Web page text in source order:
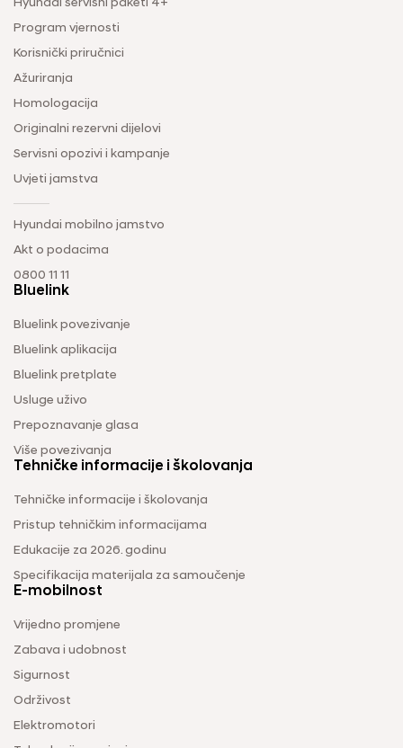
Hyundai servisni paketi 4+
Program vjernosti
Korisnički priručnici
Ažuriranja
Homologacija
Originalni rezervni dijelovi
Servisni opozivi i kampanje
Uvjeti jamstva
Hyundai mobilno jamstvo
Akt o podacima
0800 11 11
Bluelink
Bluelink povezivanje
Bluelink aplikacija
Bluelink pretplate
Usluge uživo
Prepoznavanje glasa
Više povezivanja
Tehničke informacije i školovanja
Tehničke informacije i školovanja
Pristup tehničkim informacijama
Edukacije za 2026. godinu
Specifikacija materijala za samoučenje
E-mobilnost
Vrijedno promjene
Zabava i udobnost
Sigurnost
Održivost
Elektromotori